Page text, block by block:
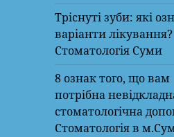
Тріснуті зуби: які
варіанти лікування?
Стоматологія Суми
8 ознак того, що вам
потрібна
стоматологічна
Стоматологія в